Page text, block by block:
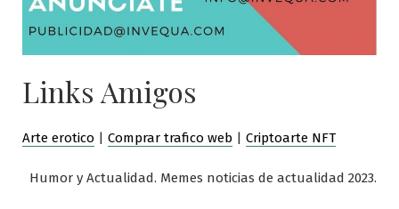
Links Amigos
Arte erotico | Comprar trafico web | Criptoarte NFT
Humor y Actualidad. Memes noticias de actualidad 2023.